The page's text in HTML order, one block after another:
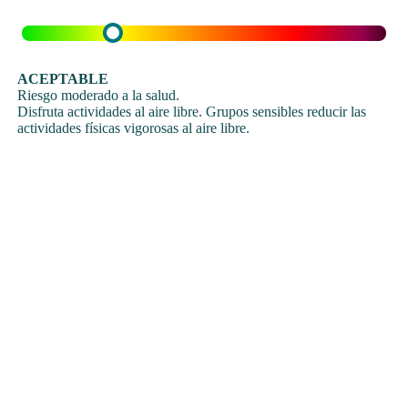
ACEPTABLE
Riesgo moderado a la salud.
Disfruta actividades al aire libre. Grupos sensibles reducir las
actividades físicas vigorosas al aire libre.